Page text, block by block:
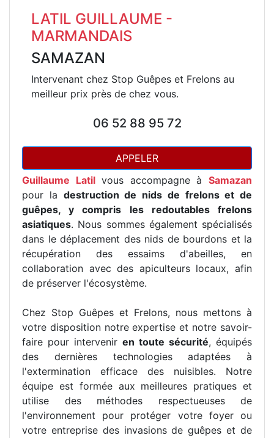
LATIL GUILLAUME -
MARMANDAIS
SAMAZAN
Intervenant chez Stop Guêpes et Frelons au
meilleur prix près de chez vous.
06 52 88 95 72
APPELER
Guillaume Latilvous accompagne àSamazan
pour la destruction de nids de frelons et de
guêpes, y compris les redoutables frelons
asiatiques. Nous sommes également spécialisés
dans le déplacement des nids de bourdons et la
récupération des essaims d'abeilles, en
collaboration avec des apiculteurs locaux, afin
de préserver l'écosystème.
Chez Stop Guêpes et Frelons, nous mettons à
votre disposition notre expertise et notre savoir-
faire pour intervenir en toute sécurité, équipés
des dernières technologies adaptées à
l'extermination efficace des nuisibles. Notre
équipe est formée aux meilleures pratiques et
utilise des méthodes respectueuses de
l'environnement pour protéger votre foyer ou
votre entreprise des invasions de guêpes et de